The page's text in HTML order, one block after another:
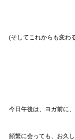
(そしてこれからも変わ
今日午後は、ヨガ前に
頻繁に会っても、お久